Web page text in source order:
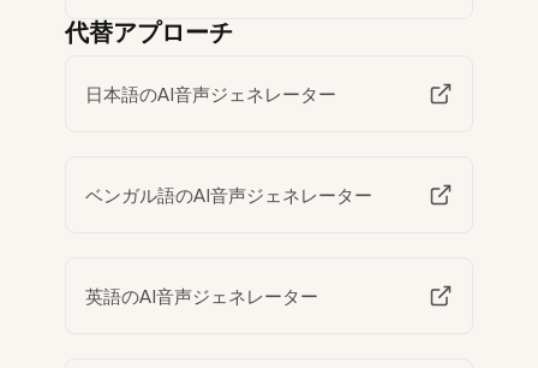
代替アプローチ
日本語のAI音声ジェネレーター
ベンガル語のAI音声ジェネレーター
英語のAI音声ジェネレーター